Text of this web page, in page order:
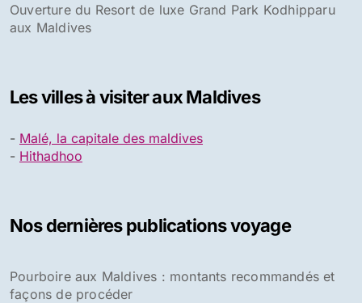
Ouverture du Resort de luxe Grand Park Kodhipparu
aux Maldives
Les villes à visiter aux Maldives
- Malé, la capitale des maldives
- Hithadhoo
Nos dernières publications voyage
Pourboire aux Maldives : montants recommandés et
façons de procéder